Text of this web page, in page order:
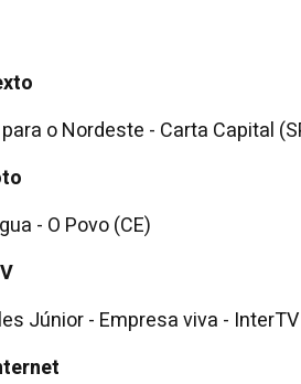
o Nordeste - Carta Capital
- O Povo (CE)
Júnior - Empresa viva -